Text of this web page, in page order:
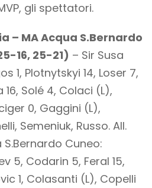
gli spettatori.
– MA Acqua S.Bernardo
16, 25-21) – Sir Susa
1, Plotnytskyi 14, Loser 7,
16, Solé 4, Colaci (L),
0, Gaggini (L),
Semeniuk, Russo. All.
S.Bernardo Cuneo:
5, Codarin 5, Feral 15,
1, Colasanti (L), Copelli